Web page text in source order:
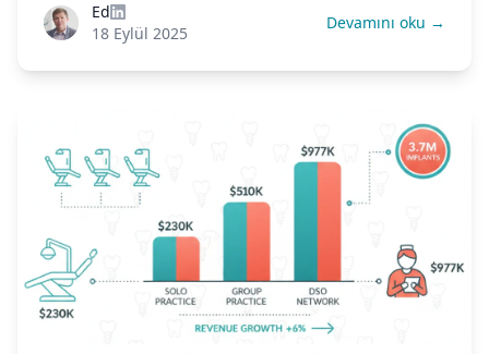
Ed
18 Eylül 2025
Devamını oku →